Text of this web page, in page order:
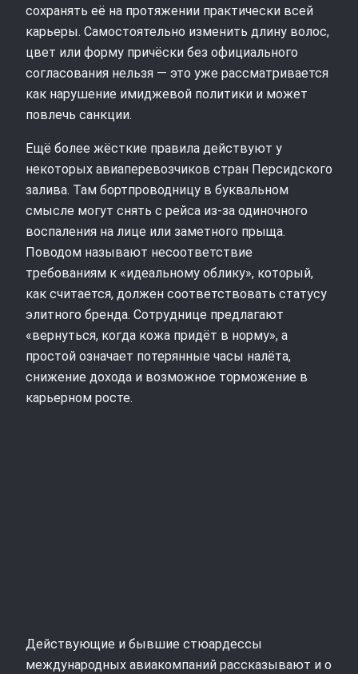
сохранять её на протяжении практически всей
карьеры. Самостоятельно изменить длину волос,
цвет или форму причёски без официального
согласования нельзя — это уже рассматривается
как нарушение имиджевой политики и может
повлечь санкции.
Ещё более жёсткие правила действуют у
некоторых авиаперевозчиков стран Персидского
залива. Там бортпроводницу в буквальном
смысле могут снять с рейса из‑за одиночного
воспаления на лице или заметного прыща.
Поводом называют несоответствие
требованиям к «идеальному облику», который,
как считается, должен соответствовать статусу
элитного бренда. Сотруднице предлагают
«вернуться, когда кожа придёт в норму», а
простой означает потерянные часы налёта,
снижение дохода и возможное торможение в
карьерном росте.
Действующие и бывшие стюардессы
международных авиакомпаний рассказывают и о